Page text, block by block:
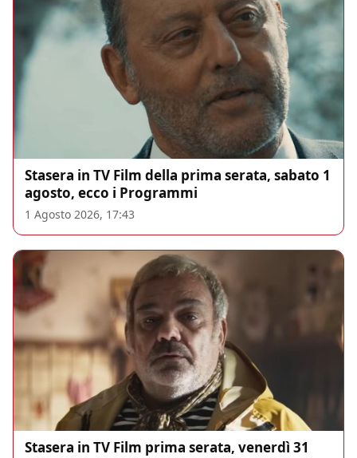
Stasera in TV Film della prima serata, sabato 1
agosto, ecco i Programmi
1 Agosto 2026, 17:43
Stasera in TV Film prima serata, venerdì 31